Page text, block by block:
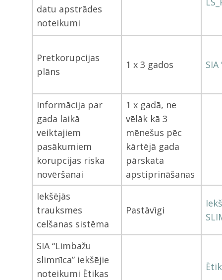
datu apstrādes
noteikumi
Pretkorupcijas
plāns
1 x 3 gados
Informācija par
gada laikā
veiktajiem
pasākumiem
korupcijas riska
novēršanai
1 x gadā, ne
vēlāk kā 3
mēnešus pēc
kārtējā gada
pārskata
apstiprināšanas
Iekšējās
trauksmes
celšanas sistēma
Pastāvīgi
SIA “Limbažu
slimnīca” iekšējie
noteikumi Ētikas